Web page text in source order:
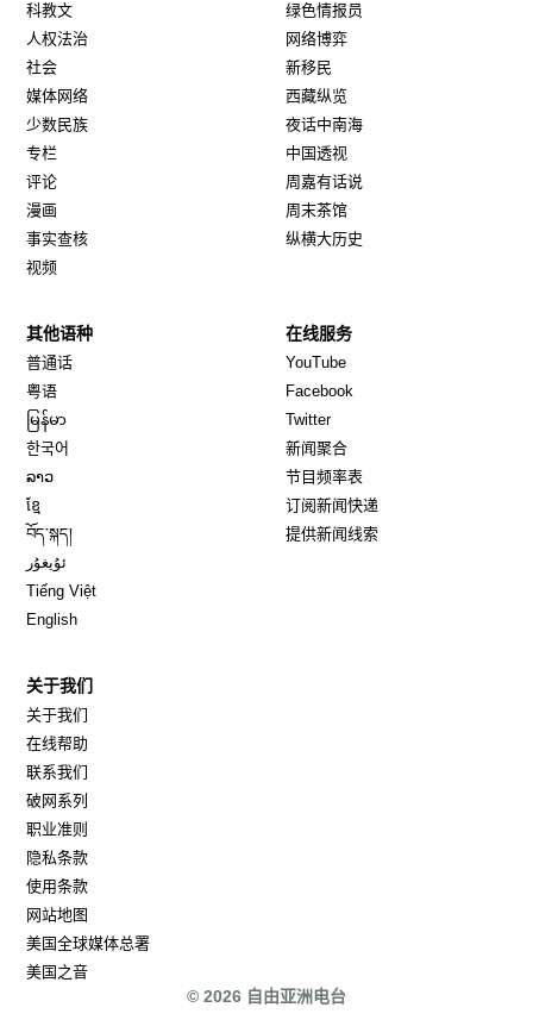
科教文
人权法治
社会
媒体网络
少数民族
专栏
评论
漫画
事实查核
视频
绿色情报员
网络博弈
新移民
西藏纵览
夜话中南海
中国透视
周嘉有话说
周末茶馆
纵横大历史
其他语种
普通话
粤语
မြန်မာ
한국어
ລາວ
ខ្មែ
བོད་སྐད།
ئۇيغۇر
Tiếng Việt
English
在线服务
YouTube
Facebook
TwitterOpens in new window
新闻聚合
节目频率表
订阅新闻快递
提供新闻线索
关于我们
关于我们
在线帮助
联系我们
破网系列
职业准则
隐私条款
使用条款
网站地图
美国全球媒体总署
美国之音
© 2026 自由亚洲电台